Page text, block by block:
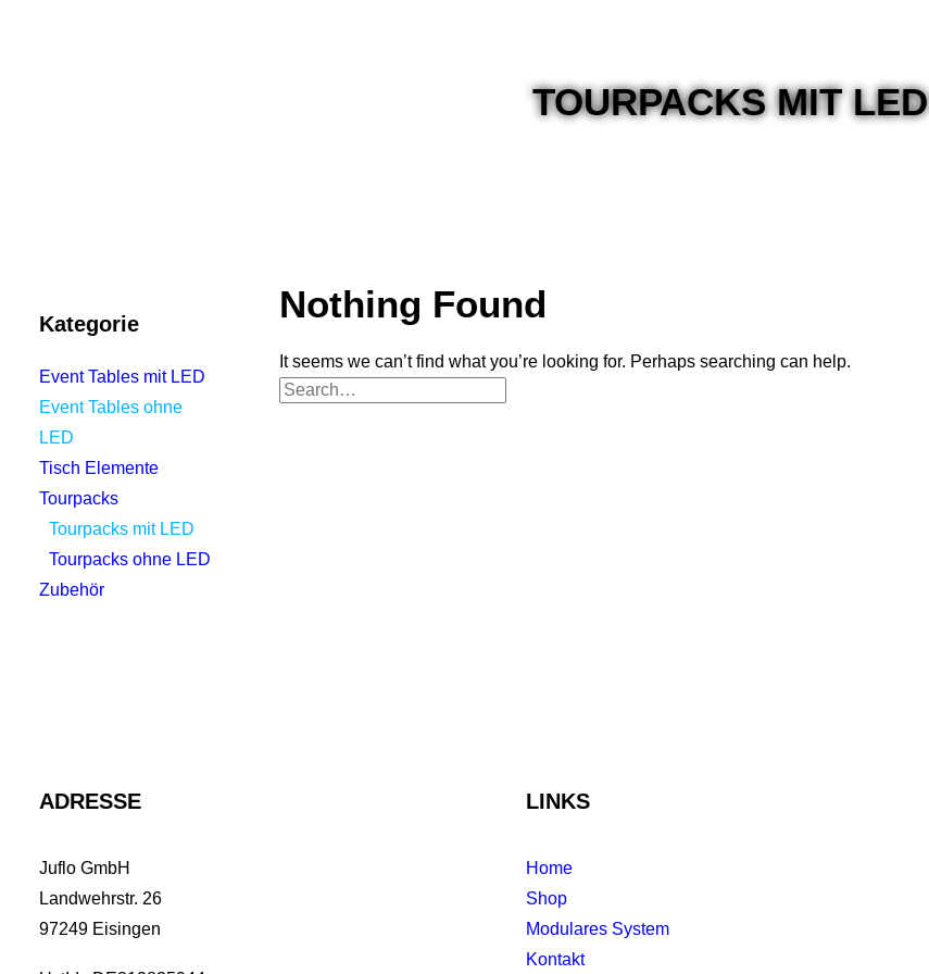
TOURPACKS MIT LED
Kategorie
Event Tables mit LED
Event Tables ohne
LED
Tisch Elemente
Tourpacks
Tourpacks mit LED
Tourpacks ohne LED
Zubehör
Nothing Found
It seems we can’t find what you’re looking for. Perhaps searching can help.
ADRESSE
Juflo GmbH
Landwehrstr. 26
97249 Eisingen
LINKS
Home
Shop
Modulares System
Kontakt